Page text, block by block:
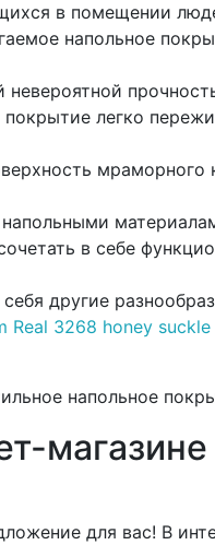
в помещении
напольное
легко
мраморного
в себе
другие
Real 3268 honey suckle
напольное
магазине
для вас! В